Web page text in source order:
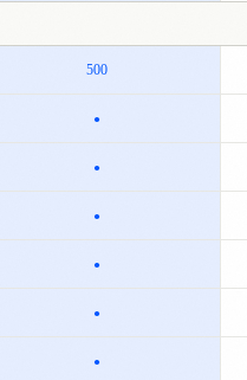
500
●
●
●
●
●
●